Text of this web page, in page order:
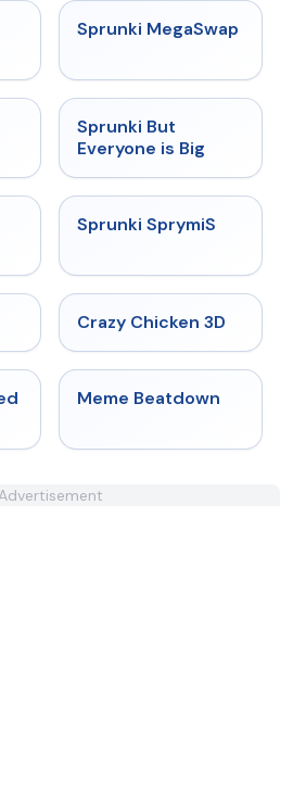
★ 4.5
Sprunki MegaSwap
Sprunki But
Everyone is Big
★
Sprunki SprymiS
★ 4.8
Crazy Chicken 3D
★ 4.4
Meme Beatdown